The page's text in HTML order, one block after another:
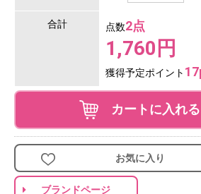
合計 点数2点
1,760円
獲得予定ポイント
カートに入れる
お気に入り
ブランドページ